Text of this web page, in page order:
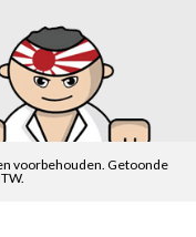
voorbehouden. Getoonde